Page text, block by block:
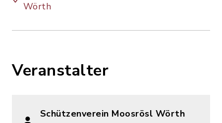
Wörth
Veranstalter
Schützenverein Moosrösl Wörth